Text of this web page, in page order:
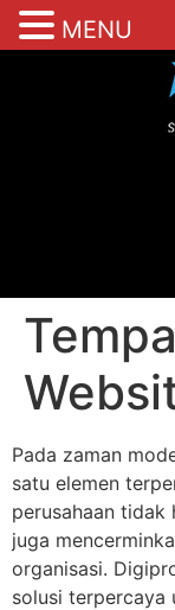
Pada zaman
satu elemen
perusahaan
juga
organisasi.
solusi terpercaya
MENU